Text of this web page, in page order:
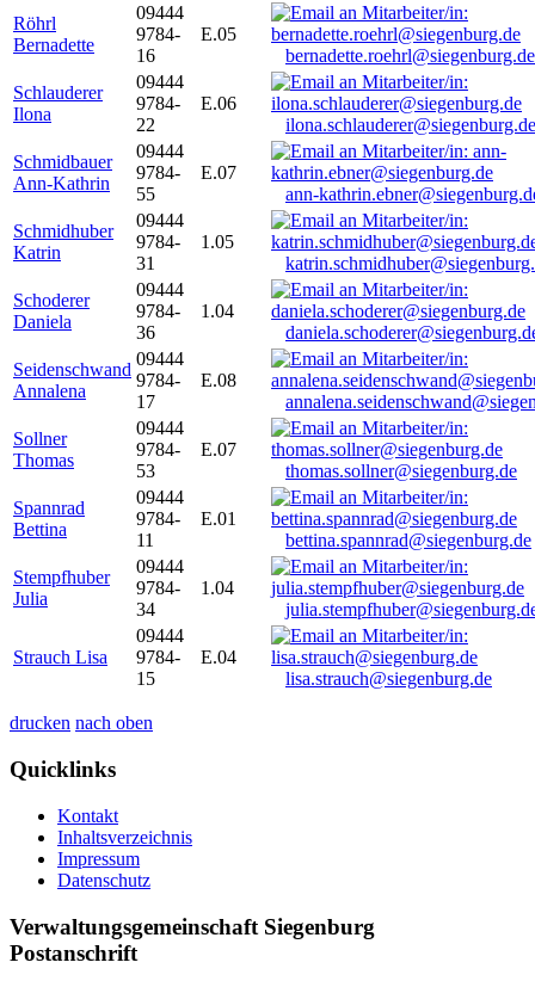
Röhrl
Bernadette
09444
9784-
16
E.05
bernadette.roehrl@siegenburg.de
Schlauderer
Ilona
09444
9784-
22
E.06
ilona.schlauderer@siegenburg.de
Schmidbauer
Ann-Kathrin
09444
9784-
55
E.07
ann-
Schmidhuber
Katrin
09444
9784-
31
1.05
Schoderer
Daniela
09444
9784-
36
1.04
Seidenschwand
Annalena
09444
9784-
17
E.08
Sollner
Thomas
09444
9784-
53
E.07
thomas.sollner@siegenburg.de
Spannrad
Bettina
09444
9784-
11
E.01
bettina.spannrad@siegenburg.de
Stempfhuber
Julia
09444
9784-
34
1.04
Strauch Lisa
09444
9784-
15
E.04
lisa.strauch@siegenburg.de
drucken nach oben
Quicklinks
Kontakt
Inhaltsverzeichnis
Impressum
Datenschutz
Verwaltungsgemeinschaft Siegenburg
Postanschrift